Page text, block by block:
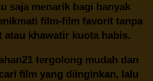
saja menarik bagi banyak
film-film favorit tanpa
khawatir kuota habis.
tergolong mudah dan
film yang diinginkan, lalu